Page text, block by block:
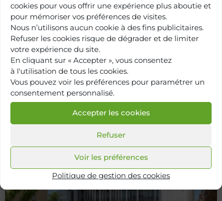
cookies pour vous offrir une expérience plus aboutie et
pour mémoriser vos préférences de visites.
Nous n’utilisons aucun cookie à des fins publicitaires.
Refuser les cookies risque de dégrader et de limiter
votre expérience du site.
En cliquant sur « Accepter », vous consentez
à l'utilisation de tous les cookies.
Vous pouvez voir les préférences pour paramétrer un
consentement personnalisé.
Accepter les cookies
Refuser
Voir les préférences
Politique de gestion des cookies
Retour à
l'annuaire